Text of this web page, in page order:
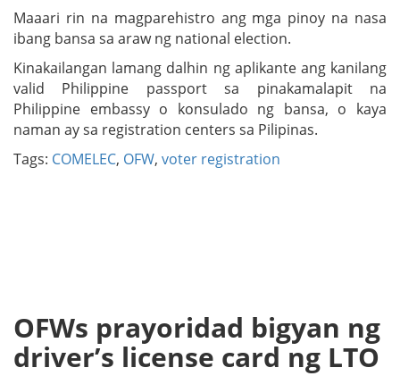
Maaari rin na magparehistro ang mga pinoy na nasa
ibang bansa sa araw ng national election.
Kinakailangan lamang dalhin ng aplikante ang kanilang
valid Philippine passport sa pinakamalapit na
Philippine embassy o konsulado ng bansa, o kaya
naman ay sa registration centers sa Pilipinas.
Tags: COMELEC, OFW, voter registration
OFWs prayoridad bigyan ng
driver’s license card ng LTO